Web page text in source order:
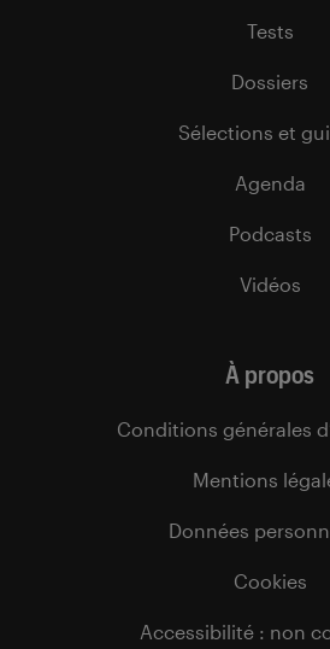
Tests
Dossiers
Sélections et
Agenda
Podcasts
Vidéos
À propos
Conditions générales
Mentions
Données
Cookies
Accessibilité : non